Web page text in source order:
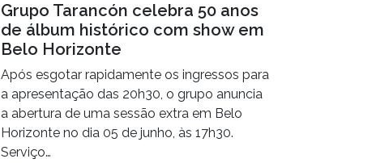
Grupo Tarancón celebra 50 anos
de álbum histórico com show em
Belo Horizonte
Após esgotar rapidamente os ingressos para
a apresentação das 20h30, o grupo anuncia
a abertura de uma sessão extra em Belo
Horizonte no dia 05 de junho, às 17h30.
Serviço…